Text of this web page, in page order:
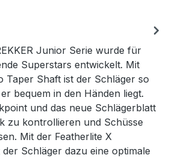
Junior Serie wurde für
Superstars entwickelt. Mit
Taper Shaft ist der Schläger so
bequem in den Händen liegt.
und das neue Schlägerblatt
zu kontrollieren und Schüsse
Mit der Featherlite X
Schläger dazu eine optimale